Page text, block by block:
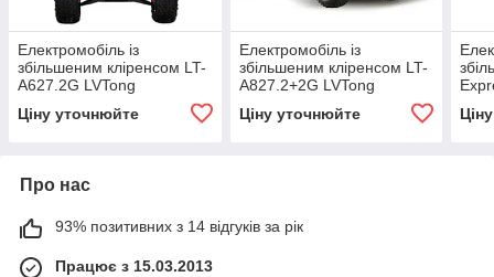
Електромобіль із
збільшеним кліренсом LT-
A627.2G LVTong
Ціну уточнюйте
Електромобіль із
збільшеним кліренсом LT-
A827.2+2G LVTong
Ціну уточнюйте
Про нас
93% позитивних з 14 відгуків за рік
Працює з 15.03.2013